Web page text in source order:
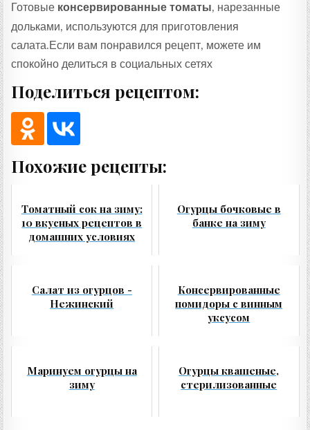
Готовые консервированные томаты, нарезанные
дольками, используются для приготовления
салата.Если вам понравился рецепт, можете им
спокойно делиться в социальных сетях
Поделиться рецептом:
Похожие рецепты:
Томатный сок на зиму:
10 вкусных рецептов в
домашних условиях
Огурцы бочковые в
банке на зиму
Салат из огурцов -
Нежинский
Консервированные
помидоры с винным
уксусом
Маринуем огурцы на
зиму
Огурцы квашеные,
стерилизованные